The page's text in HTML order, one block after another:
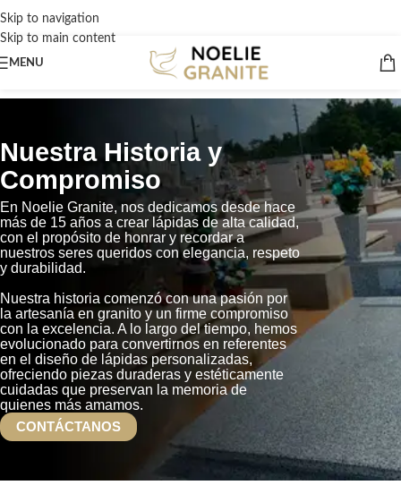
Skip to navigation
Skip to main content
MENU
Nuestra Historia y
Compromiso
En Noelie Granite, nos dedicamos desde hace
más de 15 años a crear lápidas de alta calidad,
con el propósito de honrar y recordar a
nuestros seres queridos con elegancia, respeto
y durabilidad.
Nuestra historia comenzó con una pasión por
la artesanía en granito y un firme compromiso
con la excelencia. A lo largo del tiempo, hemos
evolucionado para convertirnos en referentes
en el diseño de lápidas personalizadas,
ofreciendo piezas duraderas y estéticamente
cuidadas que preservan la memoria de
quienes más amamos.
CONTÁCTANOS